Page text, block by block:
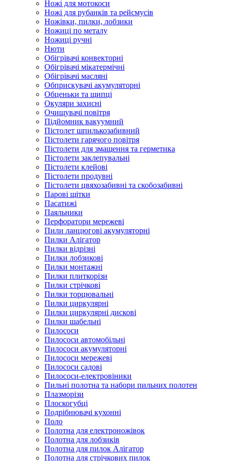
Ножі для мотокоси
Ножі для рубанків та рейсмусів
Ножівки, пилки, лобзики
Ножиці по металу
Ножиці ручні
Нюти
Обігрівачі конвекторні
Обігрівачі мікатермічні
Обігрівачі масляні
Обприскувачі акумуляторні
Обценьки та щипці
Окуляри захисні
Очищувачі повітря
Підйомник вакуумний
Пістолет шпилькозабивний
Пістолети гарячого повітря
Пістолети для змащення та герметика
Пістолети заклепувальні
Пістолети клейові
Пістолети продувні
Пістолети цвяхозабивні та скобозабивні
Парові щітки
Пасатижі
Паяльники
Перфоратори мережеві
Пили ланцюгові акумуляторні
Пилки Алігатор
Пилки відрізні
Пилки лобзикові
Пилки монтажні
Пилки плиткорізи
Пилки стрічкові
Пилки торцювальні
Пилки циркулярні
Пилки циркулярні дискові
Пилки шабельні
Пилососи
Пилососи автомобільні
Пилососи акумуляторні
Пилососи мережеві
Пилососи садові
Пилососи-електровіники
Пильні полотна та набори пильних полотен
Плазморізи
Плоскогубці
Подрібнювачі кухонні
Поло
Полотна для електроножівок
Полотна для лобзиків
Полотна для пилок Алігатор
Полотна для стрічкових пилок